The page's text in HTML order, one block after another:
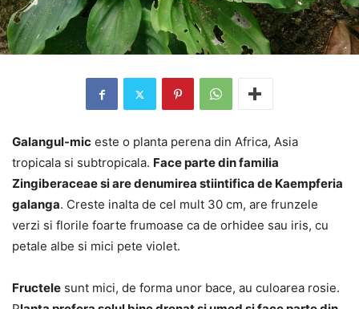
Galangul-mic este o planta perena din Africa, Asia
tropicala si subtropicala. Face parte din familia
Zingiberaceae si are denumirea stiintifica de Kaempferia
galanga. Creste inalta de cel mult 30 cm, are frunzele
verzi si florile foarte frumoase ca de orhidee sau iris, cu
petale albe si mici pete violet.
Fructele sunt mici, de forma unor bace, au culoarea rosie.